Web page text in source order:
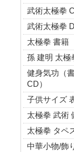
武術太極拳
武術太極拳
太極拳 書籍
孫 建明 太極
健身気功（
CD）
子供サイズ
太極拳 武術
太極拳 タペ
中華小物/飾